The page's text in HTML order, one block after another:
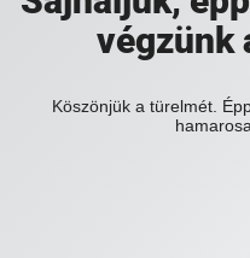
végzünk
Köszönjük a türelmét.